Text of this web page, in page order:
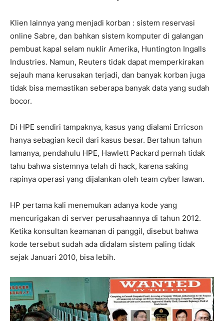
Klien lainnya yang menjadi korban : sistem reservasi
online Sabre, dan bahkan sistem komputer di galangan
pembuat kapal selam nuklir Amerika, Huntington Ingalls
Industries. Namun, Reuters tidak dapat memperkirakan
sejauh mana kerusakan terjadi, dan banyak korban juga
tidak bisa memastikan seberapa banyak data yang sudah
bocor.
Di HPE sendiri tampaknya, kasus yang dialami Erricson
hanya sebagian kecil dari kasus besar. Bertahun tahun
lamanya, pendahulu HPE, Hawlett Packard pernah tidak
tahu bahwa sistemnya telah di hack, karena saking
rapinya operasi yang dijalankan oleh team cyber lawan.
HP pertama kali menemukan adanya kode yang
mencurigakan di server perusahaannya di tahun 2012.
Ketika konsultan keamanan di panggil, disebut bahwa
kode tersebut sudah ada didalam sistem paling tidak
sejak Januari 2010, bisa lebih.